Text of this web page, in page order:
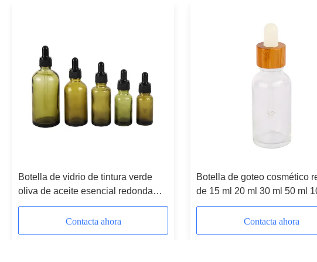
Botella de vidrio de tintura verde
oliva de aceite esencial redonda
Botellas de vidrio de goteo 5ml
10ml 15ml 20ml 30ml
Contacta ahora
Botella de goteo cosmético
de 15 ml 20 ml 30 ml 50 ml
Botella de goteo de vidrio
Contacta ahora